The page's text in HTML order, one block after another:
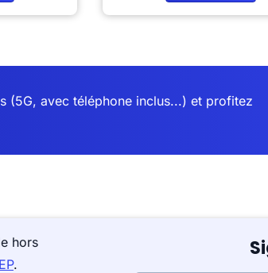
(5G, avec téléphone inclus...) et profitez
hors
.